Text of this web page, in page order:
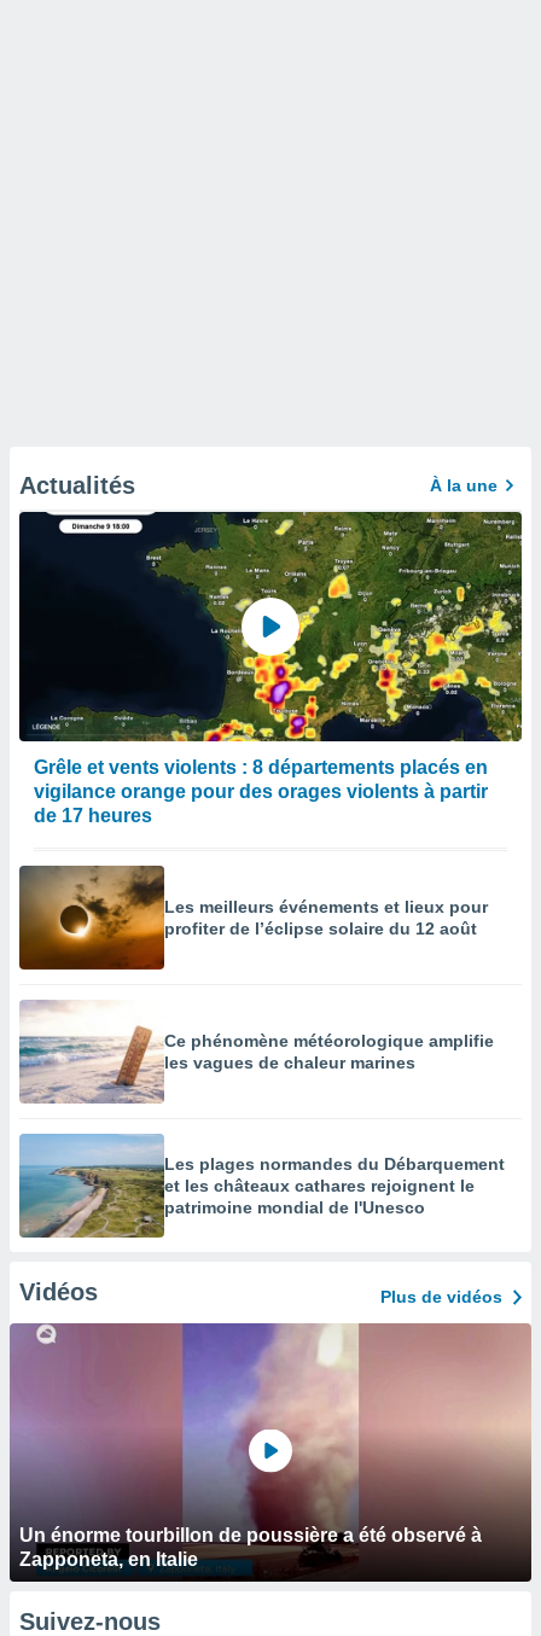
Actualités À la une
Grêle et vents violents : 8 départements placés en
vigilance orange pour des orages violents à partir
de 17 heures
Les meilleurs événements et lieux pour
profiter de l’éclipse solaire du 12 août
Ce phénomène météorologique amplifie
les vagues de chaleur marines
Les plages normandes du Débarquement
et les châteaux cathares rejoignent le
patrimoine mondial de l'Unesco
Vidéos Plus de vidéos
Un énorme tourbillon de poussière a été observé à
Zapponeta, en Italie
Suivez-nous